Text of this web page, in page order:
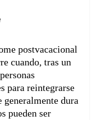
postvacacional
cuando, tras un
para reintegrarse
generalmente dura
pueden ser